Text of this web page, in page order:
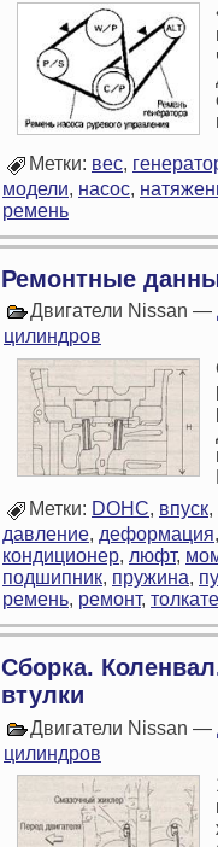
Метки: вес,
модели, насос,
ремень
Ремонтные
Двигатели Nissan —
цилиндров
Метки: DOHC, впуск,
давление, деформация
кондиционер, люфт,
подшипник, пружина,
ремень, ремонт,
Сборка.
втулки
Двигатели Nissan —
цилиндров